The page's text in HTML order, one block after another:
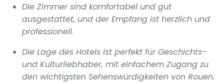
Die Zimmer sind komfortabel und gut
ausgestattet, und der Empfang ist herzlich und
professionell.
Die Lage des Hotels ist perfekt für Geschichts-
und Kulturliebhaber, mit einfachem Zugang zu
den wichtigsten Sehenswürdigkeiten von Rouen.